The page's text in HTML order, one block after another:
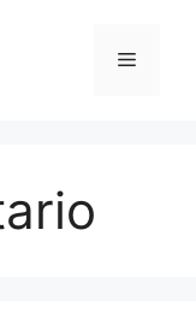
Menú